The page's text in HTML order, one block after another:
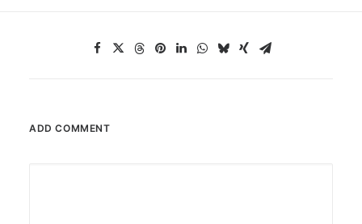
ADD COMMENT